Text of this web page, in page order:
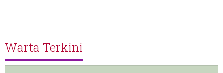
Warta Terkini